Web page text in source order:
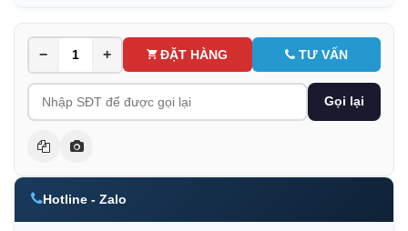
− + ĐẶT HÀNG TƯ VẤN
Gọi lại
Hotline - Zalo